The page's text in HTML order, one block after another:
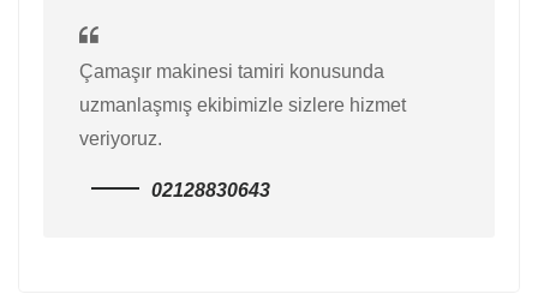
Çamaşır makinesi tamiri konusunda
uzmanlaşmış ekibimizle sizlere hizmet
veriyoruz.
02128830643